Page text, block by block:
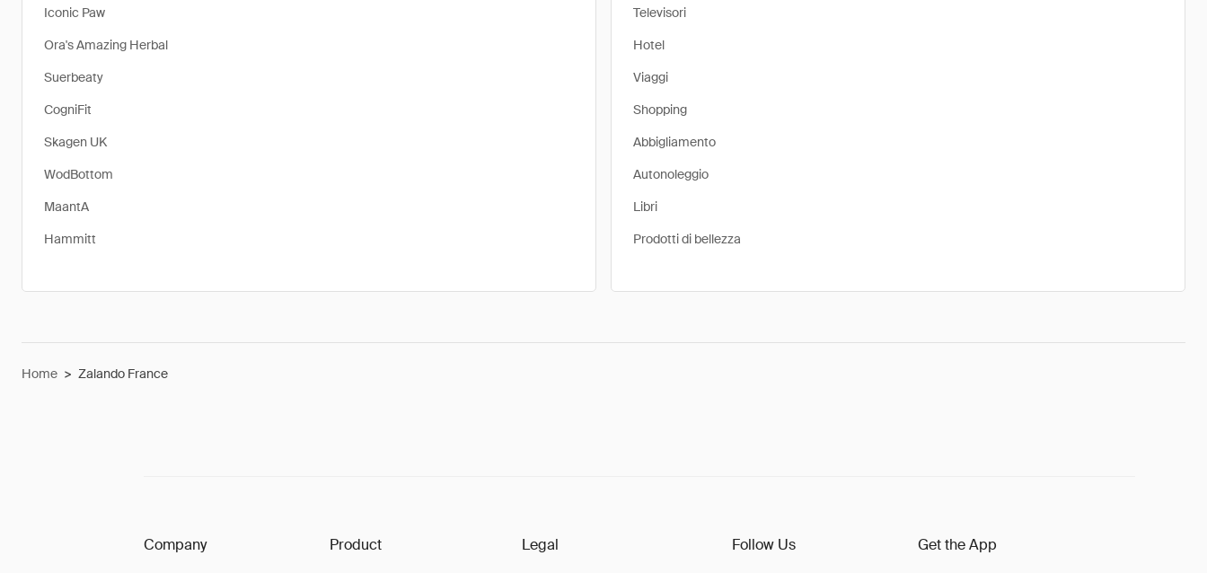
Iconic Paw
Ora's Amazing Herbal
Suerbeaty
CogniFit
Skagen UK
WodBottom
MaantA
Hammitt
Televisori
Hotel
Viaggi
Shopping
Abbigliamento
Autonoleggio
Libri
Prodotti di bellezza
Home > Zalando France
Company Product Legal Follow Us Get the App